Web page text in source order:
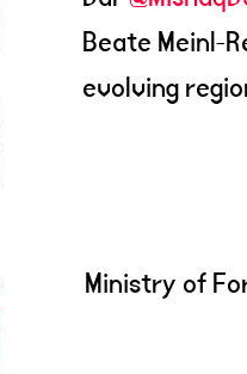
Beate Meinl-
evolving